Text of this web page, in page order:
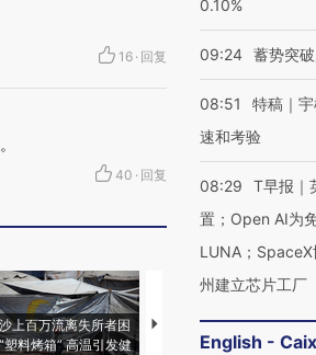
16 · 回复
40 · 回复
上百万流离失所者困
塑料烤箱” 高温引发健
视线｜HYROX的吸金
术：是什么让中产们甘
0.10%
09:24 蓄势突
08:51
特稿｜
速和考验
08:29
T早报｜
置；Open AI为
LUNA；
州建立芯片工厂
English -